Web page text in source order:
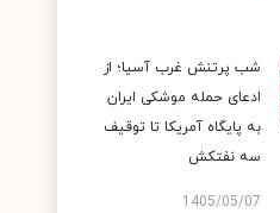
شب پرتنش غرب آسیا؛ از
ادعای حمله موشکی ایران
به پایگاه آمریکا تا توقیف
سه نفتکش
1405/05/07